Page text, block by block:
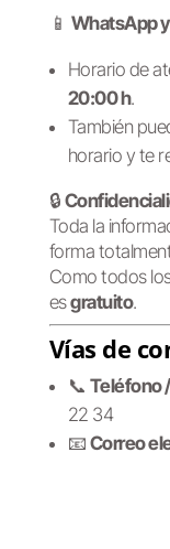
📱 WhatsApp
Horario de
20:00 h.
También
horario y te
🔒
Toda la
forma
Como todos
esgratuito.
Vías de
📞 Teléfono
22 34
📧 Correo